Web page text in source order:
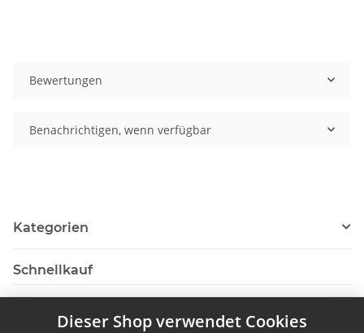
Bewertungen
Benachrichtigen, wenn verfügbar
Kategorien
Schnellkauf
Dieser Shop verwendet Cookies